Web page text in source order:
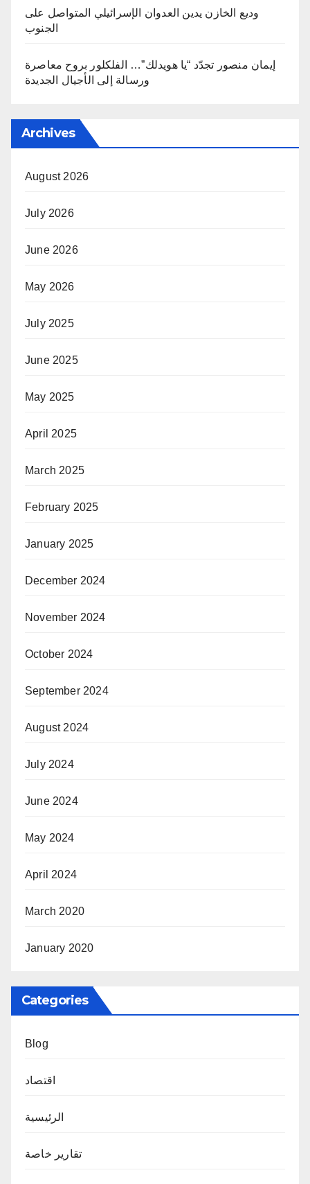
وديع الخازن يدين العدوان الإسرائيلي المتواصل على
الجنوب
إيمان منصور تجدّد “يا هويدلك”… الفلكلور بروح معاصرة
ورسالة إلى الأجيال الجديدة
Archives
August 2026
July 2026
June 2026
May 2026
July 2025
June 2025
May 2025
April 2025
March 2025
February 2025
January 2025
December 2024
November 2024
October 2024
September 2024
August 2024
July 2024
June 2024
May 2024
April 2024
March 2020
January 2020
Categories
Blog
اقتصاد
الرئيسية
تقارير خاصة